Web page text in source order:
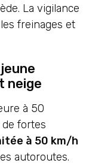
La vigilance
freinages et
neige
à 50
fortes
à 50 km/h
autoroutes.